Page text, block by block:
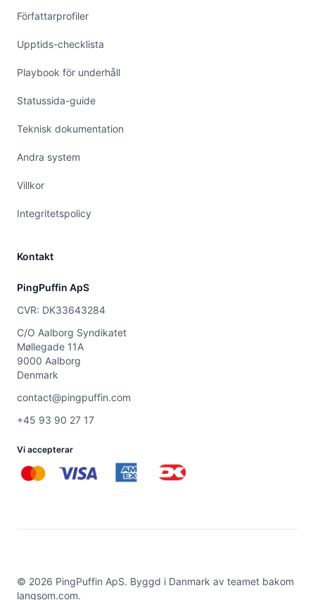
Författarprofiler
Upptids-checklista
Playbook för underhåll
Statussida-guide
Teknisk dokumentation
Andra system
Villkor
Integritetspolicy
Kontakt
PingPuffin ApS
CVR: DK33643284
C/O Aalborg Syndikatet
Møllegade 11A
9000 Aalborg
Denmark
contact@pingpuffin.com
+45 93 90 27 17
Vi accepterar
© 2026 PingPuffin ApS. Byggd i Danmark av teamet bakom
langsom.com.